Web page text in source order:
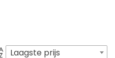
Laagste prijs